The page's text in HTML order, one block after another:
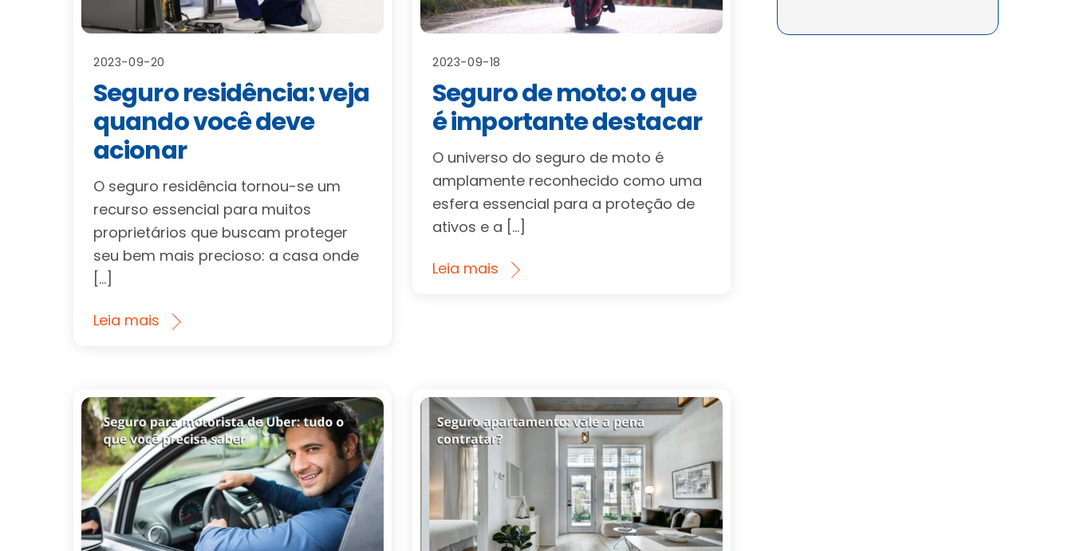
2023-09-20
Seguro residência: veja
quando você deve
acionar
O seguro residência tornou-se um
recurso essencial para muitos
proprietários que buscam proteger
seu bem mais precioso: a casa onde
[…]
Leia mais
2023-09-18
Seguro de moto: o que
é importante destacar
O universo do seguro de moto é
amplamente reconhecido como uma
esfera essencial para a proteção de
ativos e a […]
Leia mais